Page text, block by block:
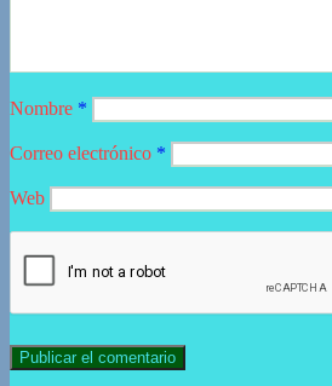
Nombre *
Correo electrónico *
Web